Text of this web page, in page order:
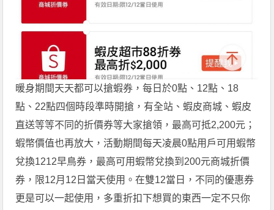
暖身期間天天都可以搶蝦券，每日於0點、12點、18
點、22點四個時段準時開搶，有全站、蝦皮商城、蝦皮
直送等等不同的折價券等大家搶領，最高可抵2,200元；
蝦幣價值也再放大，活動期間每天凌晨0點用戶可用蝦幣
兌換1212早鳥券，最高可用蝦幣兌換到200元商城折價
券，限12月12日當天使用。在雙12當日，不同的優惠券
更是可以一起使用，多重折扣下想買的東西一定不只你